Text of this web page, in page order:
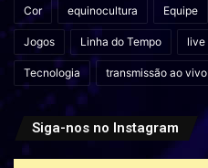
Cor equinocultura Equipe
Jogos Linha do Tempo live
Tecnologia transmissão ao vivo
Siga-nos no Instagram